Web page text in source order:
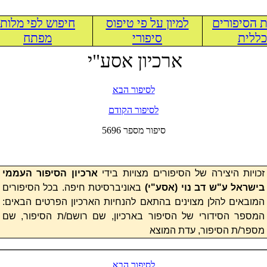
הסיפורים
למיון על פי טיפוס
סיפורי
חיפוש לפי מלות
מפתח
ארכיון אסע"י
לסיפור הבא
לסיפור הקודם
5696 סיפור מספר
זכויות היצירה של הסיפורים מצויות בידי ארכיון הסיפור העממי
בישראל ע"ש דב נוי (אסע"י) באוניברסיטת חיפה. בכל הסיפורים
המובאים להלן מצוינים בהתאם להנחיות הארכיון הפרטים הבאים:
המספר הסידורי של הסיפור בארכיון, שם רושם/ת הסיפור, שם
מספר/ת הסיפור, עדת המוצא
לסיפור הבא